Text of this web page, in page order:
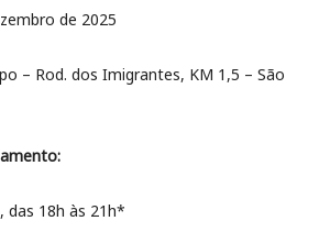
de 2025
– Rod. dos Imigrantes, KM 1,5 – São
das 18h às 21h*